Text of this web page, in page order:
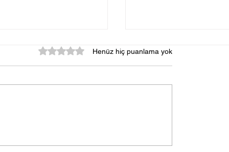
5 üzerinden 0 yıldızHenüz hiç puanlama yok